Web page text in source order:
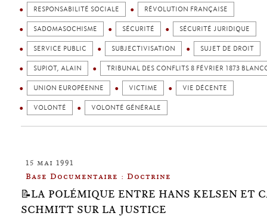
RESPONSABILITÉ SOCIALE RÉVOLUTION FRANÇAISE
SADOMASOCHISME SÉCURITÉ SÉCURITÉ JURIDIQUE
SERVICE PUBLIC SUBJECTIVISATION SUJET DE DROIT
SUPIOT, ALAIN TRIBUNAL DES CONFLITS 8 FÉVRIER 1873
UNION EUROPÉENNE VICTIME VIE DÉCENTE
VOLONTÉ VOLONTÉ GÉNÉRALE
15 mai 1991
Base Documentaire : Doctrine
📝LA POLÉMIQUE ENTRE HANS KELSEN ET
SCHMITT SUR LA JUSTICE